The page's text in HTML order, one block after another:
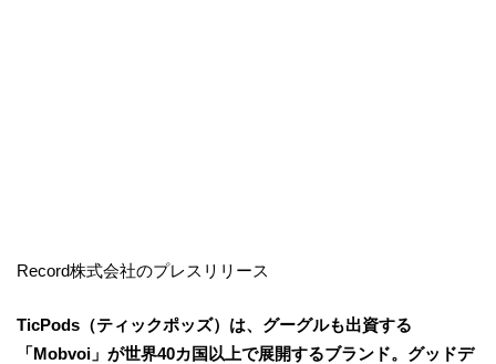
Record株式会社のプレスリリース
TicPods（ティックポッズ）は、グーグルも出資する
「Mobvoi」が世界40カ国以上で展開するブランド。グッドデ